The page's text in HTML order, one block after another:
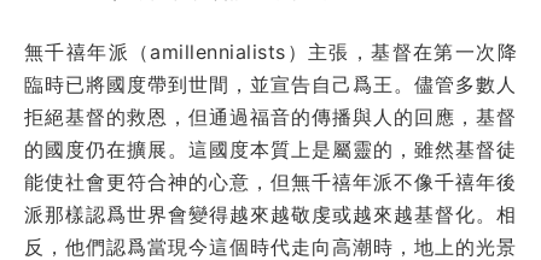
無千禧年派（amillennialists）主張，基督在第一次降
臨時已將國度帶到世間，並宣告自己爲王。儘管多數人
拒絕基督的救恩，但通過福音的傳播與人的回應，基督
的國度仍在擴展。這國度本質上是屬靈的，雖然基督徒
能使社會更符合神的心意，但無千禧年派不像千禧年後
派那樣認爲世界會變得越來越敬虔或越來越基督化。相
反，他們認爲當現今這個時代走向高潮時，地上的光景